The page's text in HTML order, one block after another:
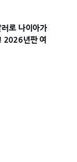
로 나이아가
2026년판 여